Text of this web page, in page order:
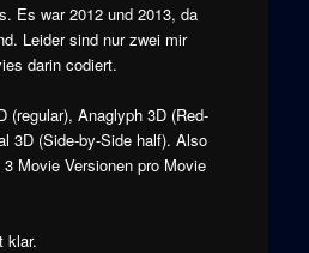
Es war 2012 und 2013, da
Leider sind nur zwei mir
darin codiert.
(regular), Anaglyph 3D (Red-
3D (Side-by-Side half). Also
Movie Versionen pro Movie
klar.